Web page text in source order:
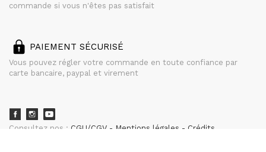
commande si vous n'êtes pas satisfait
PAIEMENT SÉCURISÉ
Vous pouvez régler votre commande en toute confiance par
carte bancaire, paypal et virement
Consultez nos : CGU/CGV Mentions légales
Crédits